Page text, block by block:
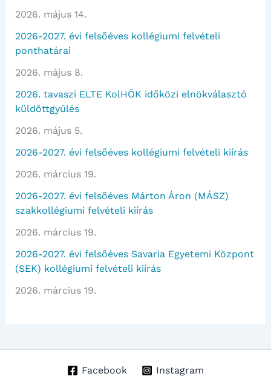
2026. május 14.
2026-2027. évi felsőéves kollégiumi felvételi
ponthatárai
2026. május 8.
2026. tavaszi ELTE KolHÖK időközi elnökválasztó
küldöttgyűlés
2026. május 5.
2026-2027. évi felsőéves kollégiumi felvételi kiírás
2026. március 19.
2026-2027. évi felsőéves Márton Áron (MÁSZ)
szakkollégiumi felvételi kiírás
2026. március 19.
2026-2027. évi felsőéves Savaria Egyetemi Központ
(SEK) kollégiumi felvételi kiírás
2026. március 19.
Facebook Instagram